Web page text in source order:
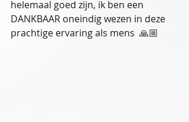
helemaal goed zijn, ik ben een
DANKBAAR oneindig wezen in deze
prachtige ervaring als mens  🙏🏼